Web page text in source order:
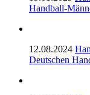
Handball-
12.08.2024
Deutschen